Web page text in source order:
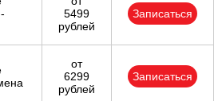
5499
рублей
Записаться
от
6299
рублей
Записаться